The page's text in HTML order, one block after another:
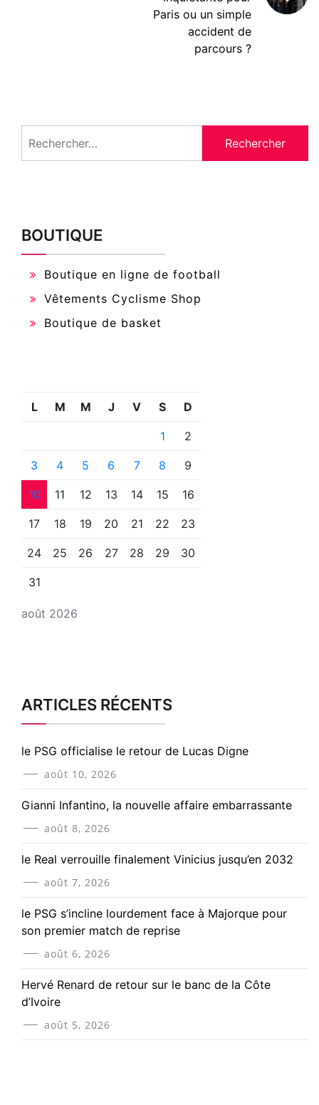
Paris ou un simple
accident de
parcours ?
BOUTIQUE
Boutique en ligne de football
Vêtements Cyclisme Shop
Boutique de basket
août 2026
L M M J V S D
1 2
3 4 5 6 7 8 9
10 11 12 13 14 15 16
17 18 19 20 21 22 23
24 25 26 27 28 29 30
31
ARTICLES RÉCENTS
le PSG officialise le retour de Lucas Digne
août 10, 2026
Gianni Infantino, la nouvelle affaire embarrassante
août 8, 2026
le Real verrouille finalement Vinicius jusqu’en 2032
août 7, 2026
le PSG s’incline lourdement face à Majorque pour
son premier match de reprise
août 6, 2026
Hervé Renard de retour sur le banc de la Côte
d’Ivoire
août 5, 2026